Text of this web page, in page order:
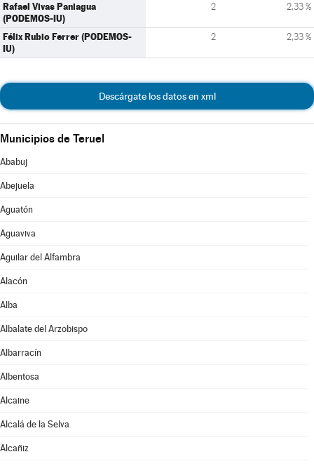
Rafael Vivas Paniagua
(PODEMOS-IU)
2 2,33 %
Félix Rubio Ferrer (PODEMOS-
IU)
2 2,33 %
Descárgate los datos en xml
Municipios de Teruel
Ababuj
Abejuela
Aguatón
Aguaviva
Aguilar del Alfambra
Alacón
Alba
Albalate del Arzobispo
Albarracín
Albentosa
Alcaine
Alcalá de la Selva
Alcañiz